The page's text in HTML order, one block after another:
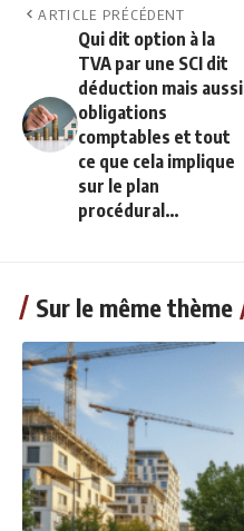
ARTICLE PRÉCÉDENT
Qui dit option à la
TVA par une SCI dit
déduction mais aussi
obligations
comptables et tout
ce que cela implique
sur le plan
procédural…
Sur le même thème